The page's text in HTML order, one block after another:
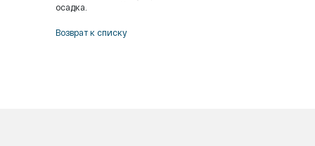
осадка.
Возврат к списку